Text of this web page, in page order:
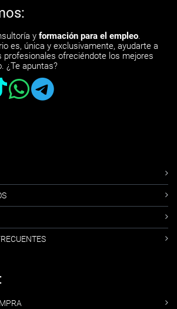
y formación para el empleo.
es, única y exclusivamente, ayudarte a
ofreciéndote los mejores
¿Te apuntas?